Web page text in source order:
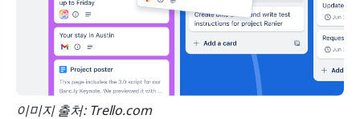
이미지 출처: Trello.com